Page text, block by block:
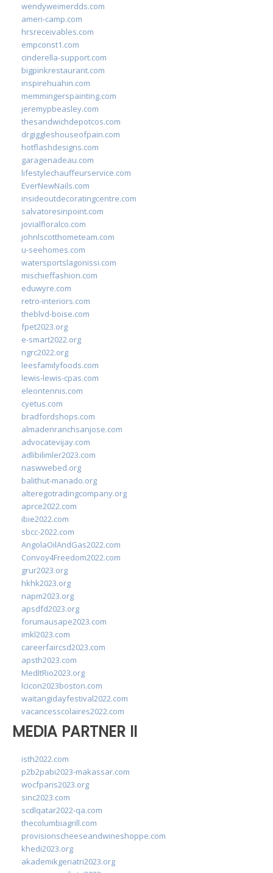
wendyweimerdds.com
ameri-camp.com
hrsreceivables.com
empconst1.com
cinderella-support.com
bigpinkrestaurant.com
inspirehuahin.com
memmingerspainting.com
jeremypbeasley.com
thesandwichdepotcos.com
drgiggleshouseofpain.com
hotflashdesigns.com
garagenadeau.com
lifestylechauffeurservice.com
EverNewNails.com
insideoutdecoratingcentre.com
salvatoresinpoint.com
jovialfloralco.com
johnlscotthometeam.com
u-seehomes.com
watersportslagonissi.com
mischieffashion.com
eduwyre.com
retro-interiors.com
theblvd-boise.com
fpet2023.org
e-smart2022.org
ngrc2022.org
leesfamilyfoods.com
lewis-lewis-cpas.com
eleontennis.com
cyetus.com
bradfordshops.com
almadenranchsanjose.com
advocatevijay.com
adlibilimler2023.com
naswwebed.org
balithut-manado.org
alteregotradingcompany.org
aprce2022.com
ibie2022.com
sbcc-2022.com
AngolaOilAndGas2022.com
Convoy4Freedom2022.com
grur2023.org
hkhk2023.org
napm2023.org
apsdfd2023.org
forumausape2023.com
imkl2023.com
careerfaircsd2023.com
apsth2023.com
MedItRio2023.org
lcicon2023boston.com
waitangidayfestival2022.com
vacancesscolaires2022.com
MEDIA PARTNER II
isth2022.com
p2b2pabi2023-makassar.com
wocfparis2023.org
sinc2023.com
scdlqatar2022-qa.com
thecolumbiagrill.com
provisionscheeseandwineshoppe.com
khedi2023.org
akademikgeriatri2023.org